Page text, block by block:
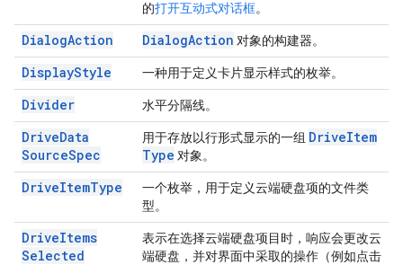
的打开互动式对话框。
DialogAction DialogAction 对象的构建器。
DisplayStyle 一种用于定义卡片显示样式的枚举。
Divider 水平分隔线。
DriveData
SourceSpec
用于存放以行形式显示的一组 DriveItem
Type 对象。
DriveItemType
一个枚举，用于定义云端硬盘项的文件类
型。
DriveItems
Selected
表示在选择云端硬盘项目时，响应会更改云
端硬盘，并对界面中采取的操作（例如点击